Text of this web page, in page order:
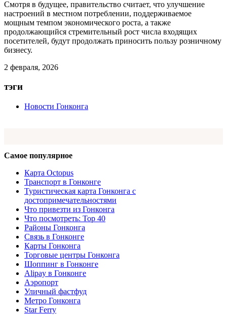
Смотря в будущее, правительство считает, что улучшение
настроений в местном потреблении, поддерживаемое
мощным темпом экономического роста, а также
продолжающийся стремительный рост числа входящих
посетителей, будут продолжать приносить пользу розничному
бизнесу.
2 февраля, 2026
тэги
Новости Гонконга
Самое популярное
Карта Octopus
Транспорт в Гонконге
Туристическая карта Гонконга с
достопримечательностями
Что привезти из Гонконга
Что посмотреть: Top 40
Районы Гонконга
Связь в Гонконге
Карты Гонконга
Торговые центры Гонконга
Шоппинг в Гонконге
Alipay в Гонконге
Аэропорт
Уличный фастфуд
Метро Гонконга
Star Ferry